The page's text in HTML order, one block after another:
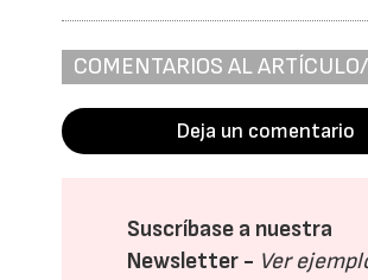
COMENTARIOS AL
Deja un comentario
Suscríbase a nuestra
Newsletter - Ver